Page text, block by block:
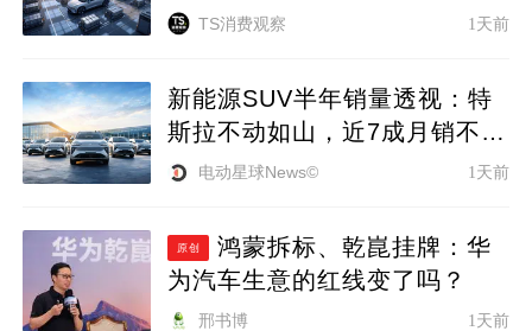
TS消费观察 1天前
新能源SUV半年销量透视：特
斯拉不动如山，近7成月销不足
1700台
电动星球News© 1天前
原创
鸿蒙拆标、乾崑挂牌：华
为汽车生意的红线变了吗？
邢书博 1天前